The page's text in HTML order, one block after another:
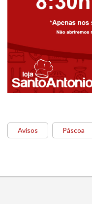
Avisos Páscoa